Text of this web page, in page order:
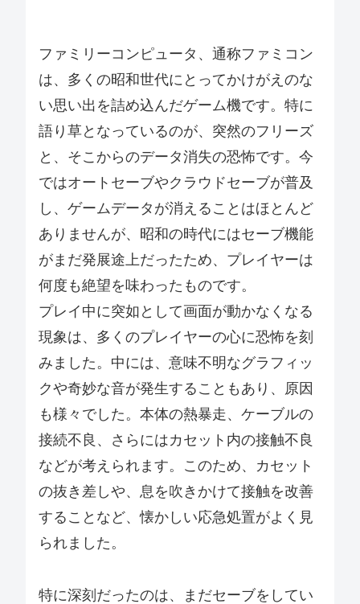
ファミリーコンピュータ、通称ファミコン
は、多くの昭和世代にとってかけがえのな
い思い出を詰め込んだゲーム機です。特に
語り草となっているのが、突然のフリーズ
と、そこからのデータ消失の恐怖です。今
ではオートセーブやクラウドセーブが普及
し、ゲームデータが消えることはほとんど
ありませんが、昭和の時代にはセーブ機能
がまだ発展途上だったため、プレイヤーは
何度も絶望を味わったものです。
プレイ中に突如として画面が動かなくなる
現象は、多くのプレイヤーの心に恐怖を刻
みました。中には、意味不明なグラフィッ
クや奇妙な音が発生することもあり、原因
も様々でした。本体の熱暴走、ケーブルの
接続不良、さらにはカセット内の接触不良
などが考えられます。このため、カセット
の抜き差しや、息を吹きかけて接触を改善
することなど、懐かしい応急処置がよく見
られました。
特に深刻だったのは、まだセーブをしてい